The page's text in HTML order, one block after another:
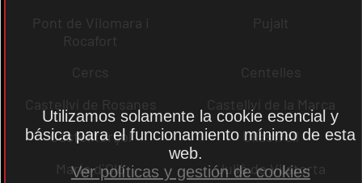
Pont de Vilomara i
Rocafort
Pujalt
Cercs
Centelles
Castellví de Rosanes
Castellví de la Marca
Castellterçol
Ullastrell
Maria d´Oló
Julià de Vilatorta
Utilizamos solamente la cookie esencial y
básica para el funcionamiento mínimo de esta
web.
Ver políticas y gestión de cookies